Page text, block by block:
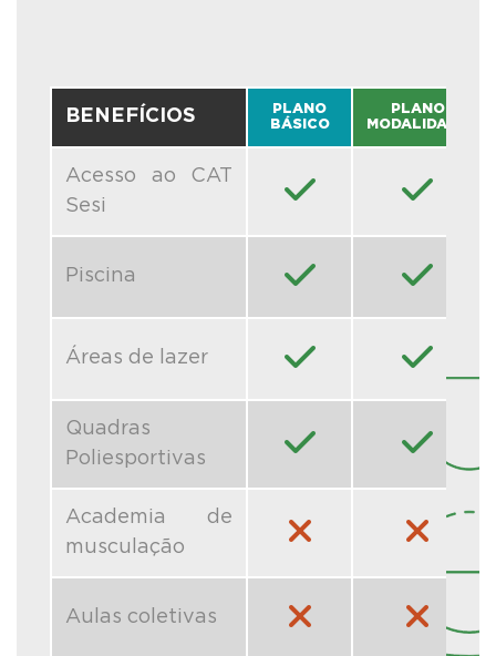
BENEFÍCIOS
PLANO
BÁSICO
PLANO
MODALIDADE
Acesso ao CAT
Sesi
Piscina
Áreas de lazer
Quadras
Poliesportivas
Academia de
musculação
Aulas coletivas